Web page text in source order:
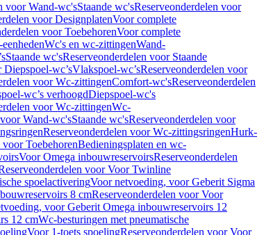
voor Wand-wc'sStaande wc'sReserveonderdelen voor
voor DesignplatenVoor complete
voor ToebehorenVoor complete
Wc's en wc-zittingenWand-
Staande wc'sReserveonderdelen voor Staande
Diepspoel-wc’sVlakspoel-wc’sReserveonderdelen voor
voor Wc-zittingenComfort-wc'sReserveonderdelen
wc’s verhoogdDiepspoel-wc's
voor Wc-zittingenWc-
Wand-wc'sStaande wc'sReserveonderdelen voor
Reserveonderdelen voor Wc-zittingsringenHurk-
ToebehorenBedieningsplaten en wc-
Voor Omega inbouwreservoirsReserveonderdelen
voor Voor Twinline
spoelactiveringVoor netvoeding, voor Geberit Sigma
8 cmReserveonderdelen voor Voor
voor Geberit Omega inbouwreservoirs 12
12 cmWc-besturingen met pneumatische
Voor 1-toets spoelingReserveonderdelen voor Voor